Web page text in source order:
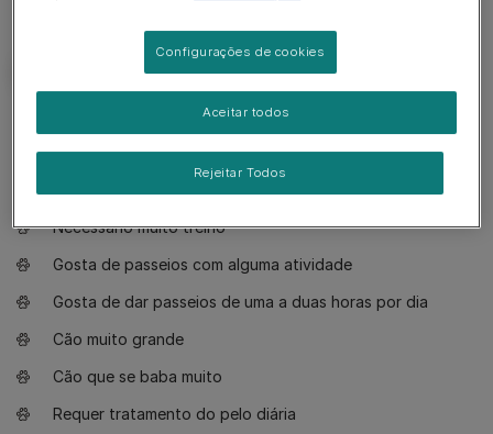
O que necessita saber
Necessário muito treino
Gosta de passeios com alguma atividade
Gosta de dar passeios de uma a duas horas por dia
Cão muito grande
Cão que se baba muito
Requer tratamento do pelo diária
Configurações de cookies
Rejeitar Todos
Aceitar todos